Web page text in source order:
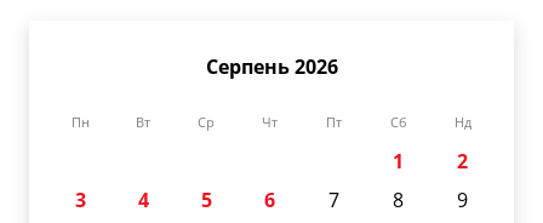
Серпень 2026
Пн Вт Ср Чт Пт Сб Нд
1
2
3
4 5 6 7 8
9